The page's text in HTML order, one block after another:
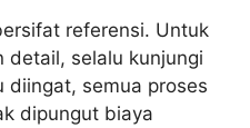
referensi. Untuk
detail, selalu kunjungi
diingat, semua proses
dipungut biaya